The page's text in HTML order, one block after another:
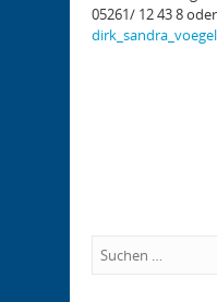
05261/ 12 43 8